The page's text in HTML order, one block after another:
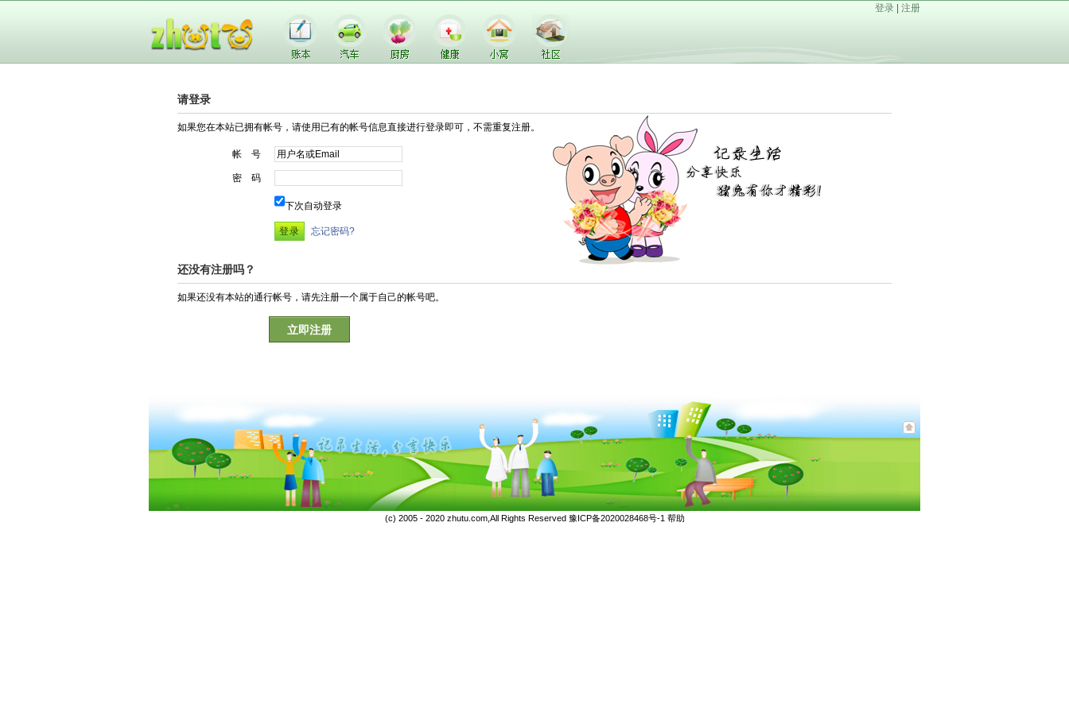
登录 注册
请登录
如果您在本站已拥有帐号，请使用已有的帐号信息直接进行登录即可，不需重复注册。
帐 号
密 码
下次自动登录
忘记密码?
还没有注册吗？
如果还没有本站的通行帐号，请先注册一个属于自己的帐号吧。
立即注册
(c) 2005 - 2020 zhutu.com,All Rights Reserved 豫ICP备2020028468号-1 帮助